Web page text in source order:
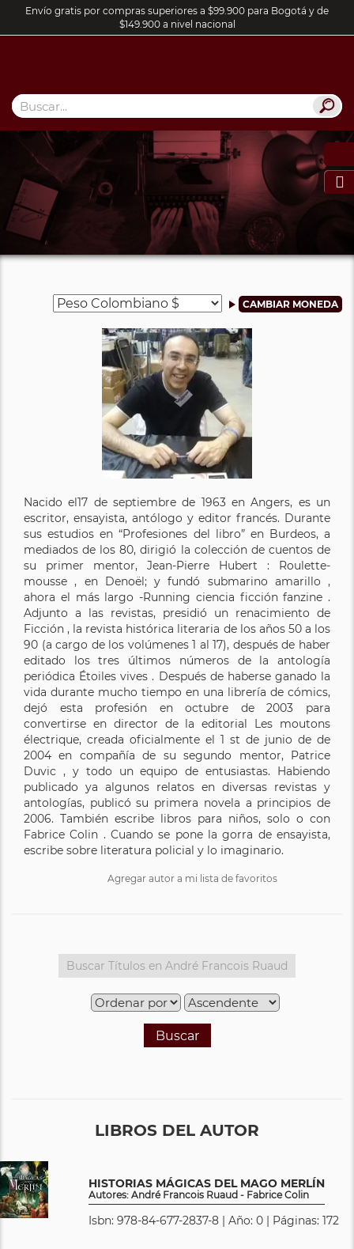
Envío gratis por compras superiores a $99.900 para Bogotá y de
$149.900 a nivel nacional

Nacido el17 de septiembre de 1963 en Angers, es un
escritor, ensayista, antólogo y editor francés. Durante
sus estudios en “Profesiones del libro” en Burdeos, a
mediados de los 80, dirigió la colección de cuentos de
su primer mentor, Jean-Pierre Hubert : Roulette-
mousse , en Denoël; y fundó submarino amarillo ,
ahora el más largo -Running ciencia ficción fanzine .
Adjunto a las revistas, presidió un renacimiento de
Ficción , la revista histórica literaria de los años 50 a los
90 (a cargo de los volúmenes 1 al 17), después de haber
editado los tres últimos números de la antología
periódica Étoiles vives . Después de haberse ganado la
vida durante mucho tiempo en una librería de cómics,
dejó esta profesión en octubre de 2003 para
convertirse en director de la editorial Les moutons
électrique, creada oficialmente el 1 st de junio de de
2004 en compañía de su segundo mentor, Patrice
Duvic , y todo un equipo de entusiastas. Habiendo
publicado ya algunos relatos en diversas revistas y
antologías, publicó su primera novela a principios de
2006. También escribe libros para niños, solo o con
Fabrice Colin . Cuando se pone la gorra de ensayista,
escribe sobre literatura policial y lo imaginario.
Agregar autor a mi lista de favoritos
Buscar
LIBROS DEL AUTOR
HISTORIAS MÁGICAS DEL MAGO MERLÍN
Autores: André Francois Ruaud - Fabrice Colin
Isbn: 978-84-677-2837-8 | Año: 0 | Páginas: 172